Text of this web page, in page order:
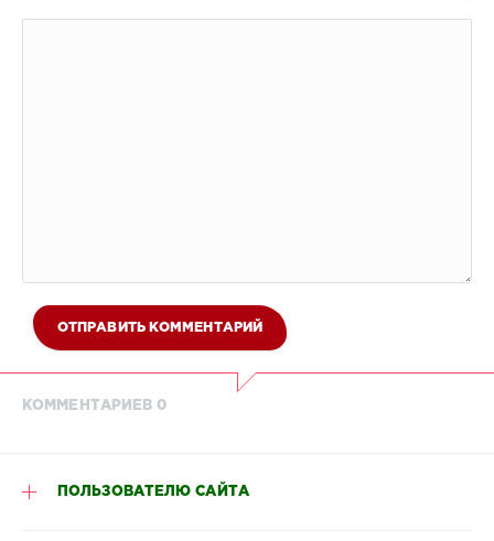
ОТПРАВИТЬ КОММЕНТАРИЙ
КОММЕНТАРИЕВ 0
ПОЛЬЗОВАТЕЛЮ САЙТА